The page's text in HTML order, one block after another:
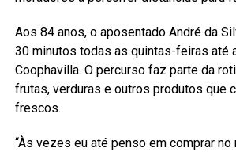
Aos 84 anos, o aposentado André da
30 minutos todas as quintas-feiras até
Coophavilla. O percurso faz parte da
frutas, verduras e outros produtos que
frescos.
“Às vezes eu até penso em comprar no